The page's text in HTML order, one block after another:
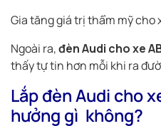
Gia tăng giá trị thẩm mỹ cho
Ngoài ra,đèn Audi cho xe
thấy tự tin hơn mỗi khi ra
Lắp đèn Audi cho
hưởng gì không?